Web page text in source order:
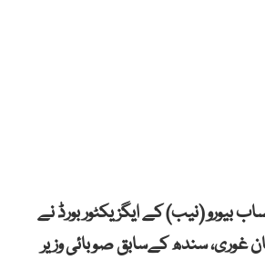
بیورو (نیب) کے ایگزیکٹور بورڈ نے
غوری، سندھ کےسابق صوبائی وزیر